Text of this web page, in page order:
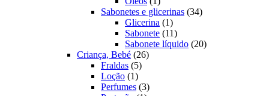
produto
Sabonetes e glicerinas 3434
Glicerina 11
produto
Sabonete 1111
produtos
Sabonete líquido 2020
Criança, Bebé 2626
Fraldas 55
Loção 11
produto
Perfumes 33